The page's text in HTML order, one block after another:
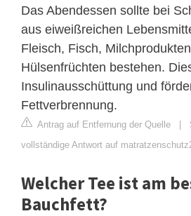
Das Abendessen sollte bei
aus eiweißreichen
Fleisch, Fisch,
Hülsenfrüchten bestehen.
Insulinausschüttung und
Fettverbrennung.
Antrag auf Entfernung der Quelle |
vollständige Antwort auf
Welcher Tee ist am
Bauchfett?